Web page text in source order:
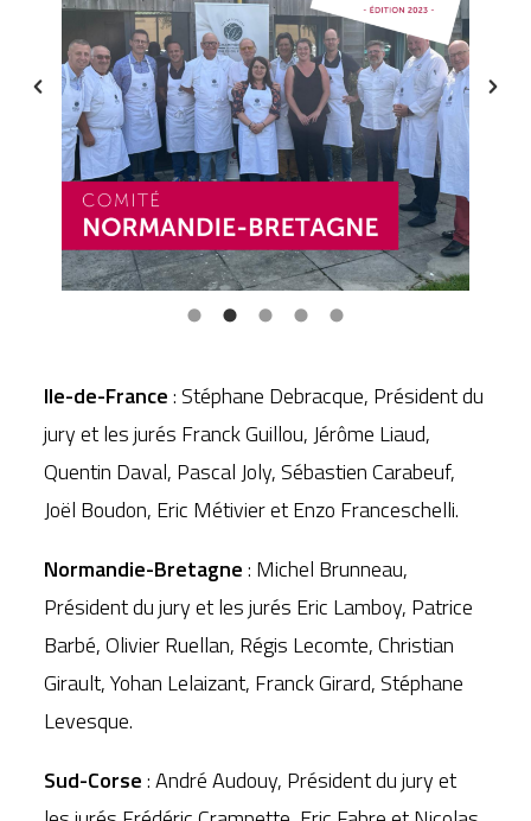
Ile-de-France: Stéphane Debracque, Président du
jury et les jurés Franck Guillou, Jérôme Liaud,
Quentin Daval, Pascal Joly, Sébastien Carabeuf,
Joël Boudon, Eric Métivier et Enzo Franceschelli.
Normandie-Bretagne: Michel Brunneau,
Président du jury et les jurés Eric Lamboy, Patrice
Barbé, Olivier Ruellan, Régis Lecomte, Christian
Girault, Yohan Lelaizant, Franck Girard, Stéphane
Levesque.
Sud-Corse: André Audouy, Président du jury et